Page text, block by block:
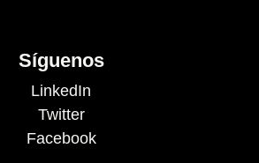
Síguenos
LinkedIn
Twitter
Facebook